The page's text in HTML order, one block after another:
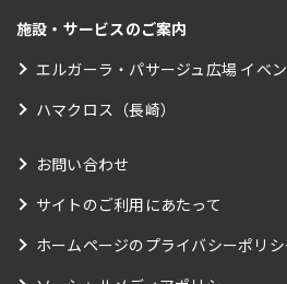
施設・サービスのご案内
エルガーラ・パサージュ広場 イベ
ハマクロス（長崎）
お問い合わせ
サイトのご利用にあたって
ホームページのプライバシーポリ